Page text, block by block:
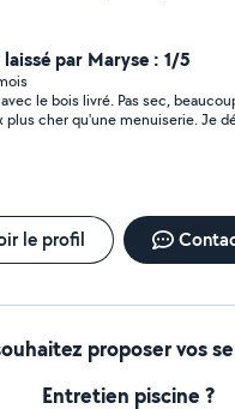
par Maryse : 1/5
de petits
plus cher qu'une menuiserie. Je
le profil
proposer vos
Entretien piscine ?